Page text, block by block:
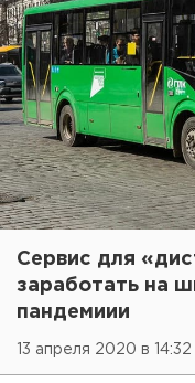
Сервис для
заработать на
пандемиии
13 апреля 2020 в 14:32